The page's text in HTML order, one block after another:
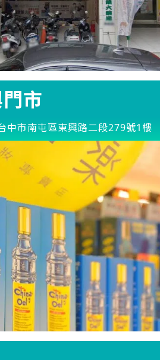
市
中市南屯區東興路二段279號1樓